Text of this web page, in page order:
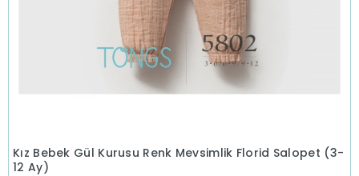
Kız Bebek Gül Kurusu Renk Mevsimlik Florid Salopet (3-
12 Ay)